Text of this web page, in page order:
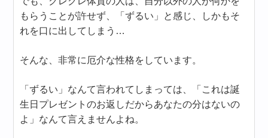
もらうことが許せず、「ずるい」と感じ、しかもそ
れを口に出してしまう…
そんな、非常に厄介な性格をしています。
「ずるい」なんて言われてしまっては、「これは誕
生日プレゼントのお返しだからあなたの分はないの
よ」なんて言えませんよね。